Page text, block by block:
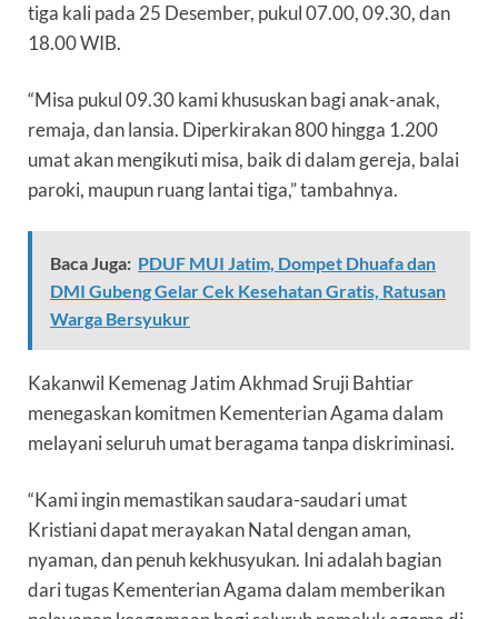
tiga kali pada 25 Desember, pukul 07.00, 09.30, dan
18.00 WIB.
“Misa pukul 09.30 kami khususkan bagi anak-anak,
remaja, dan lansia. Diperkirakan 800 hingga 1.200
umat akan mengikuti misa, baik di dalam gereja, balai
paroki, maupun ruang lantai tiga,” tambahnya.
Baca Juga: PDUF MUI Jatim, Dompet Dhuafa dan
DMI Gubeng Gelar Cek Kesehatan Gratis, Ratusan
Warga Bersyukur
Kakanwil Kemenag Jatim Akhmad Sruji Bahtiar
menegaskan komitmen Kementerian Agama dalam
melayani seluruh umat beragama tanpa diskriminasi.
“Kami ingin memastikan saudara-saudari umat
Kristiani dapat merayakan Natal dengan aman,
nyaman, dan penuh kekhusyukan. Ini adalah bagian
dari tugas Kementerian Agama dalam memberikan